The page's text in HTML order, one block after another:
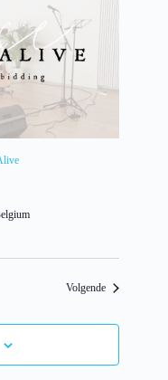
VolgendeEvenementen